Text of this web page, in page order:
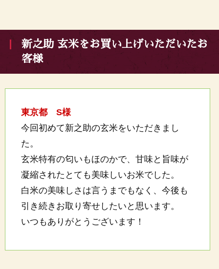
新之助 玄米をお買い上げいただいたお
客様
東京都 S様
今回初めて新之助の玄米をいただきまし
た。
玄米特有の匂いもほのかで、甘味と旨味が
凝縮されたとても美味しいお米でした。
白米の美味しさは言うまでもなく、今後も
引き続きお取り寄せしたいと思います。
いつもありがとうございます！